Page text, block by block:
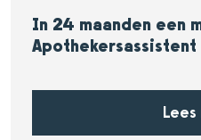
In 24 maanden een
Apothekersassistent
Lees